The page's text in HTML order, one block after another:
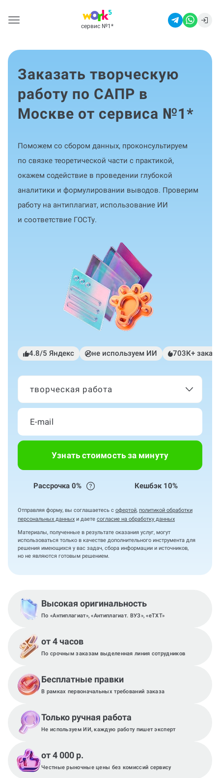
сервис №1 *
Заказать творческую
работу по САПР в
Москве от сервиса №1*
Поможем со сбором данных, проконсультируем
по связке теоретической части с практикой,
окажем содействие в проведении глубокой
аналитики и формулировании выводов. Проверим
работу на антиплагиат, использование ИИ
и соответствие ГОСТу.
4.8/5 Яндекс не используем ИИ 703К+
творческая работа
Узнать стоимость за минуту
Рассрочка 0% Кешбэк 10%
Отправляя форму, вы соглашаетесь с офертой, политикой обработки
персональных данных и даете согласие на обработку данных
Материалы, полученные в результате оказания услуг, могут
использоваться только в качестве дополнительного инструмента для
решения имеющихся у вас задач, сбора информации и источников,
но не являются готовым решением.
Высокая оригинальность
По «Антиплагиат», «Антиплагиат. ВУЗ», «eTXT»
от 4 часов
По срочным заказам выделенная линия сотрудников
Бесплатные правки
В рамках первоначальных требований заказа
Только ручная работа
Не используем ИИ, каждую работу пишет эксперт
от 4 000 р.
Честные рыночные цены без комиссий сервису